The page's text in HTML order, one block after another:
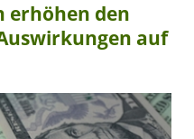
erhöhen den
auf